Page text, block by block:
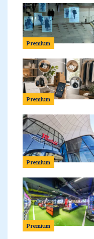
Premium
Premium
Premium
Premium